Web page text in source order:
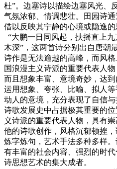
杜”。边塞诗以描绘边塞风光、
气氛浓郁、情调悲壮。田园诗
借以反映其宁静的心境或隐逸的
“大鹏一日同风起，扶摇直上
木深”，这两首诗分别出自唐朝
诗作是无法逾越的高峰，而风
国浪漫主义诗派的重要代表人
而且想象丰富、意境奇妙，达
运用想象、夸张、比喻、拟人
动人的意境，充分表现了自信
诗歌发展史中占据极其重要的
义诗派的重要代表人物，具有
他的诗歌创作，风格沉郁顿挫
炼字炼句，艺术手法多种多样
有丰富的社会内容、强烈的时
诗思想艺术的集大成者。